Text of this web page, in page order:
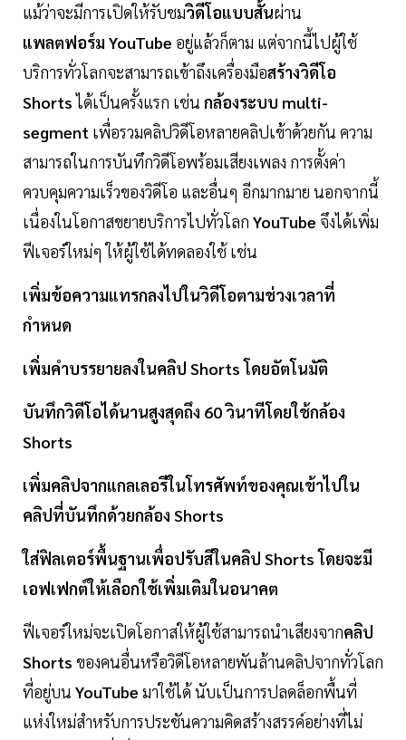
แม้ว่าจะมีการเปิดให้รับชมวิดีโอแบบสั้นผ่าน
แพลตฟอร์ม YouTube อยู่แล้วก็ตาม แต่จากนี้ไปผู้ใช้
บริการทั่วโลกจะสามารถเข้าถึงเครื่องมือสร้างวิดีโอ
Shortsได้เป็นครั้งแรก เช่น กล้องระบบ multi-
segment เพื่อรวมคลิปวิดีโอหลายคลิปเข้าด้วยกัน ความ
สามารถในการบันทึกวิดีโอพร้อมเสียงเพลง การตั้งค่า
ควบคุมความเร็วของวิดีโอ และอื่นๆ อีกมากมาย นอกจากนี้
เนื่องในโอกาสขยายบริการไปทั่วโลก YouTube จึงได้เพิ่ม
ฟีเจอร์ใหม่ๆ ให้ผู้ใช้ได้ทดลองใช้ เช่น
เพิ่มข้อความแทรกลงไปในวิดีโอตามช่วงเวลาที่
กำหนด
เพิ่มคำบรรยายลงในคลิป Shorts โดยอัตโนมัติ
บันทึกวิดีโอได้นานสูงสุดถึง 60 วินาทีโดยใช้กล้อง
Shorts
เพิ่มคลิปจากแกลเลอรีในโทรศัพท์ของคุณเข้าไปใน
คลิปที่บันทึกด้วยกล้อง Shorts
ใส่ฟิลเตอร์พื้นฐานเพื่อปรับสีในคลิป Shorts โดยจะมี
เอฟเฟกต์ให้เลือกใช้เพิ่มเติมในอนาคต
ฟีเจอร์ใหม่จะเปิดโอกาสให้ผู้ใช้สามารถนำเสียงจากคลิป
Shorts ของคนอื่นหรือวิดีโอหลายพันล้านคลิปจากทั่วโลก
ที่อยู่บน YouTube มาใช้ได้ นับเป็นการปลดล็อกพื้นที่
แห่งใหม่สำหรับการประชันความคิดสร้างสรรค์อย่างที่ไม่